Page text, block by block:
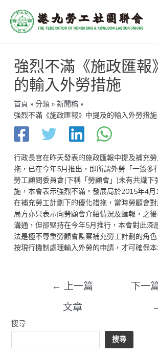
強烈不滿《施政匯報
的輸入外勞措施
首頁 分類
新聞稿
強烈不滿《施政匯報》中提及的輸入外勞措施
行政長官在昨天發表的施政匯報中提及補充
拖，已在今年5月推出，即所謂外勞「一簽多
勞工顧問委員會(下稱「勞顧會」)未有共識下
施，本會表示強烈不滿。發展局於2015年4
在補充勞工計劃下的優化措拖，當時勞顧會
局方亦只表示向勞顧會介紹情況及匯報，之
溝通，但卻堅持在今年5月推行，本會對此深
法是極不尊重勞顧會監察補充勞工計劃的角
按現行機制處理輸入外勞的申請，才可確保本
章
導
覽
← 上一篇
文章
下一
搜尋
搜尋